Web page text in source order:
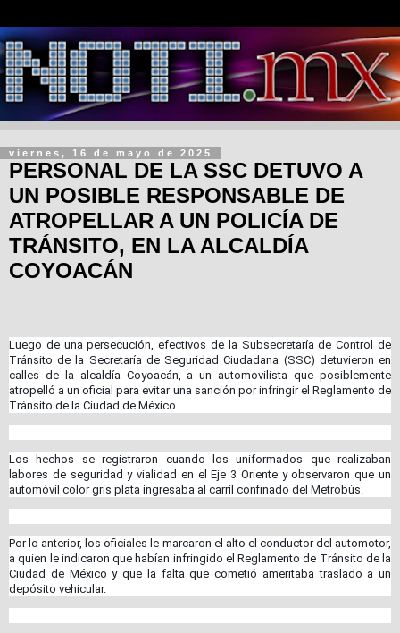
viernes, 16 de mayo de 2025
PERSONAL DE LA SSC DETUVO A
UN POSIBLE RESPONSABLE DE
ATROPELLAR A UN POLICÍA DE
TRÁNSITO, EN LA ALCALDÍA
COYOACÁN
Luego de una persecución, efectivos de la Subsecretaría de Control de
Tránsito de la Secretaría de Seguridad Ciudadana (SSC) detuvieron en
calles de la alcaldía Coyoacán, a un automovilista que posiblemente
atropelló a un oficial para evitar una sanción por infringir el Reglamento de
Tránsito de la Ciudad de México.
Los hechos se registraron cuando los uniformados que realizaban
labores de seguridad y vialidad en el Eje 3 Oriente y observaron que un
automóvil color gris plata ingresaba al carril confinado del Metrobús.
Por lo anterior, los oficiales le marcaron el alto el conductor del automotor,
a quien le indicaron que habían infringido el Reglamento de Tránsito de la
Ciudad de México y que la falta que cometió ameritaba traslado a un
depósito vehicular.